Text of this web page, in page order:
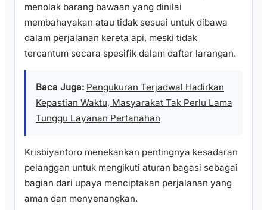
menolak barang bawaan yang dinilai
membahayakan atau tidak sesuai untuk dibawa
dalam perjalanan kereta api, meski tidak
tercantum secara spesifik dalam daftar larangan.
Baca Juga: Pengukuran Terjadwal Hadirkan
Kepastian Waktu, Masyarakat Tak Perlu Lama
Tunggu Layanan Pertanahan
Krisbiyantoro menekankan pentingnya kesadaran
pelanggan untuk mengikuti aturan bagasi sebagai
bagian dari upaya menciptakan perjalanan yang
aman dan menyenangkan.